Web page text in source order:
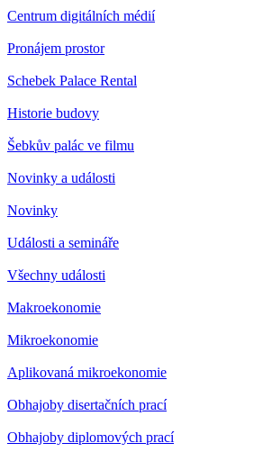
Centrum digitálních médií
Pronájem prostor
Schebek Palace Rental
Historie budovy
Šebkův palác ve filmu
Novinky a události
Novinky
Události a semináře
Všechny události
Makroekonomie
Mikroekonomie
Aplikovaná mikroekonomie
Obhajoby disertačních prací
Obhajoby diplomových prací